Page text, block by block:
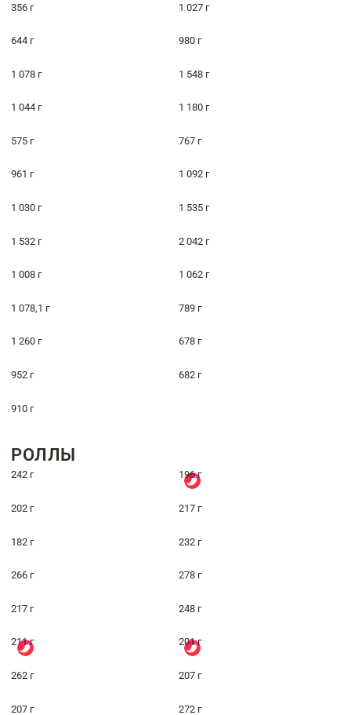
356 г 1 027 г
644 г 980 г
1 078 г 1 548 г
1 044 г 1 180 г
575 г 767 г
961 г 1 092 г
1 030 г 1 535 г
1 532 г 2 042 г
1 008 г 1 062 г
1 078,1 г 789 г
1 260 г 678 г
952 г 682 г
910 г
РОЛЛЫ
242 г 196 г
202 г 217 г
182 г 232 г
266 г 278 г
217 г 248 г
211 г 201 г
262 г 207 г
207 г 272 г